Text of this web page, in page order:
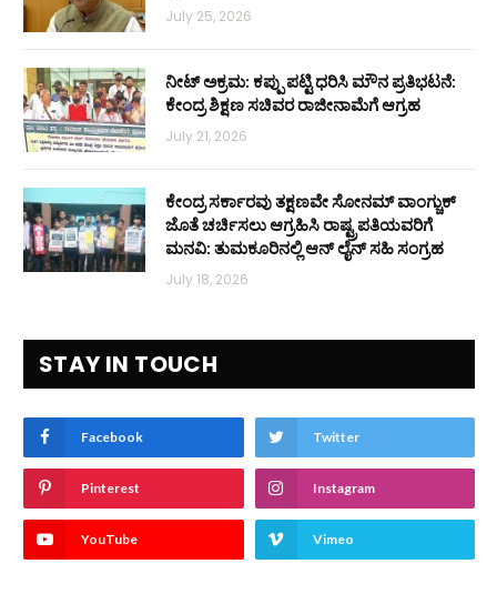
July 25, 2026
ನೀಟ್ ಅಕ್ರಮ: ಕಪ್ಪು ಪಟ್ಟಿ ಧರಿಸಿ ಮೌನ ಪ್ರತಿಭಟನೆ:
ಕೇಂದ್ರ ಶಿಕ್ಷಣ ಸಚಿವರ ರಾಜೀನಾಮೆಗೆ ಆಗ್ರಹ
July 21, 2026
ಕೇಂದ್ರ ಸರ್ಕಾರವು ತಕ್ಷಣವೇ ಸೋನಮ್ ವಾಂಗ್ಚುಕ್
ಜೊತೆ ಚರ್ಚಿಸಲು ಆಗ್ರಹಿಸಿ ರಾಷ್ಟ್ರಪತಿಯವರಿಗೆ
ಮನವಿ: ತುಮಕೂರಿನಲ್ಲಿ ಆನ್‌ ಲೈನ್ ಸಹಿ ಸಂಗ್ರಹ
July 18, 2026
STAY IN TOUCH
Facebook Twitter
Pinterest Instagram
YouTube Vimeo